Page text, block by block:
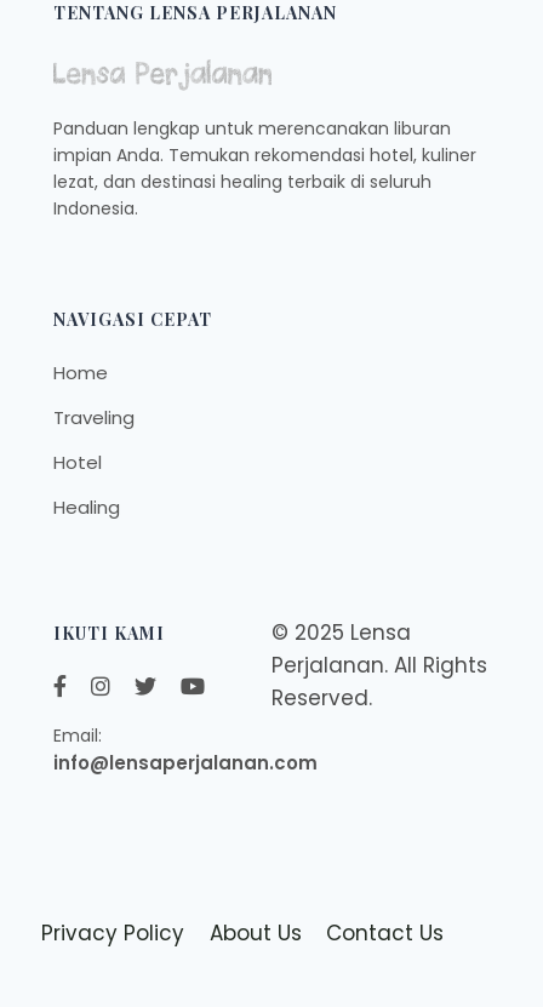
TENTANG LENSA PERJALANAN
Panduan lengkap untuk merencanakan liburan
impian Anda. Temukan rekomendasi hotel, kuliner
lezat, dan destinasi healing terbaik di seluruh
Indonesia.
NAVIGASI CEPAT
Home
Traveling
Hotel
Healing
IKUTI KAMI
Email:
info@lensaperjalanan.com
© 2025 Lensa
Perjalanan. All Rights
Reserved.
Privacy Policy About Us Contact Us